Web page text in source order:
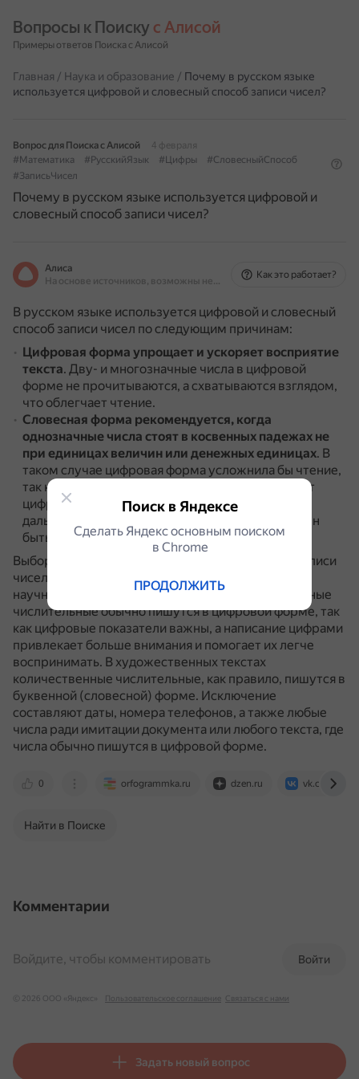
Вопросы к Поиску с Алисой
Примеры ответов Поиска с Алисой
Главная / Наука и образование / Почему в русском языке
используется цифровой и словесный способ записи чисел?
Вопрос для Поиска с Алисой
4 февраля
#Математика
#РусскийЯзык #Цифры
#СловесныйСпособ
#ЗаписьЧисел
Почему в русском языке используется цифровой и
словесный способ записи чисел?
Алиса
На основе источников, возможны неточности
Как это работает?
В русском языке используется цифровой и словесный
способ записи чисел по следующим причинам:
Цифровая форма упрощает и ускоряет восприятие
текста. Дву- и многозначные числа в цифровой
форме не прочитываются, а схватываются взглядом,
что облегчает чтение.
Словесная форма рекомендуется, когда
однозначные числа стоят в косвенных падежах не
при единицах величин или денежных единицах. В
таком случае цифровая форма усложнила бы чтение,
так как поначалу читатель мысленно произносит
цифру в именительном падеже, а лишь при
дальнейшем чтении понимает, что падеж должен
быть иным.
Выбор между цифровой и словесной формами записи
чисел зависит от контекста текста.
научной литературе и в документах количественные
числительные обычно пишутся в цифровой форме, так
как цифровые показатели важны, а написание цифрами
привлекает больше внимания и помогает их легче
воспринимать. В художественных текстах
количественные числительные, как правило, пишутся в
буквенной (словесной) форме. Исключение
составляют даты, номера телефонов, а также любые
числа ради имитации документа или любого текста, где
числа обычно пишутся в цифровой форме.
0 orfogrammka.ru dzen.ru vk.com
Найти в Поиске
Комментарии
Войти
Войдите, чтобы комментировать
© 2026 ООО «Яндекс» Пользовательское соглашение Связаться с нами
Задать новый вопрос
Поиск в Яндексе
Сделать Яндекс основным поиском
в Сhrome
ПРОДОЛЖИТЬ